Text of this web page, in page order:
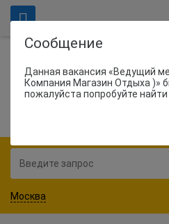
Для работодателей
1655соискателей нашли
Москва
Сообщение
Данная вакансия «Ведущий
Компания Магазин Отдыха )»
пожалуйста попробуйте